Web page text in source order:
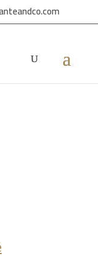
Compotier en verre